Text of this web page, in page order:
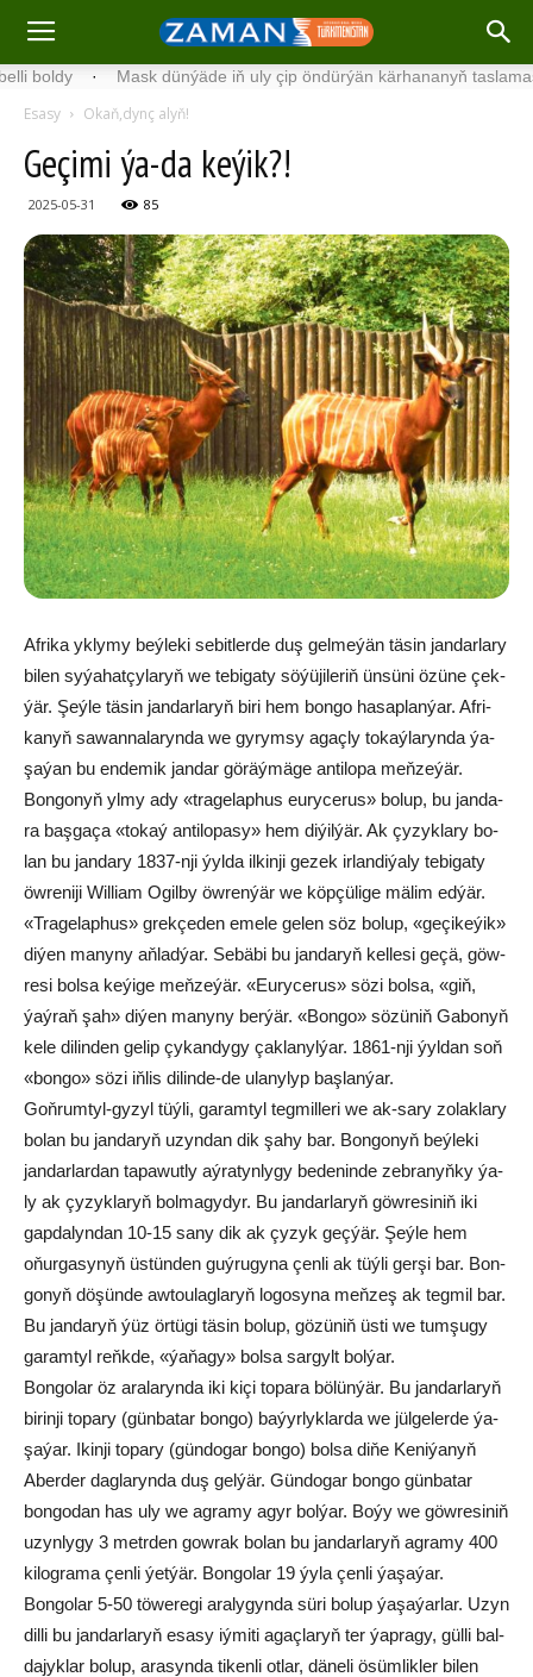
· Mask dünýäde iň uly çip öndürýän kärhananyň taslamasy
Esasy Okaň,dynç alyň!
Ge­çi­mi ýa-da ke­ýik?!
2025-05-31 85
Af­ri­ka yk­ly­my beý­le­ki se­bit­ler­de duş gel­me­ýän tä­sin jan­dar­la­ry
bi­len sy­ýa­hat­çy­la­ryň we te­bi­ga­ty sö­ýü­ji­le­riň ün­sü­ni özü­ne çek­
ýär. Şeý­le tä­sin jan­dar­la­ryň bi­ri hem bon­go ha­sap­lan­ýar. Af­ri­
ka­nyň sa­wan­na­la­ryn­da we gy­rym­sy agaç­ly to­kaý­la­ryn­da ýa­
şa­ýan bu en­de­mik jan­dar gö­räý­mä­ge an­ti­lo­pa meň­ze­ýär.
Bon­go­nyň yl­my ady «tra­ge­lap­hus eurycerus» bo­lup, bu jan­da­
ra baş­ga­ça «to­kaý an­ti­lo­pa­sy» hem di­ýil­ýär. Ak çy­zyk­la­ry bo­
lan bu jan­da­ry 1837-nji ýyl­da il­kin­ji ge­zek ir­lan­di­ýa­ly te­bi­ga­ty
öw­re­ni­ji Wil­li­am Ogil­by öw­ren­ýär we köp­çü­li­ge mä­lim ed­ýär.
«Tra­ge­lap­hus» grek­çe­den eme­le ge­len söz bo­lup, «ge­çi­ke­ýik»
di­ýen ma­ny­ny aň­lad­ýar. Se­bä­bi bu jan­da­ryň kel­le­si ge­çä, göw­
re­si bol­sa ke­ýi­ge meň­ze­ýär. «Eurycerus» sö­zi bol­sa, «giň,
ýaý­raň şah» di­ýen ma­ny­ny ber­ýär. «Bon­go» sö­zü­niň Ga­bo­nyň
ke­le di­lin­den ge­lip çy­kan­dy­gy çak­la­nyl­ýar. 1861-nji ýyl­dan soň
«bon­go» sö­zi iň­lis di­lin­de-de ula­ny­lyp baş­lan­ýar.
Goň­rum­tyl-gy­zyl tüý­li, ga­ram­tyl teg­mil­le­ri we ak-sa­ry zo­lak­la­ry
bo­lan bu jan­da­ryň uzyn­dan dik şa­hy bar. Bon­go­nyň beý­le­ki
jan­dar­lar­dan ta­pa­wut­ly aý­ra­tyn­ly­gy be­de­nin­de zeb­ra­nyň­ky ýa­
ly ak çy­zyk­la­ryň bol­ma­gy­dyr. Bu jan­dar­la­ryň göw­re­si­niň iki
gap­da­lyn­dan 10-15 sa­ny dik ak çy­zyk geç­ýär. Şeý­le hem
oňur­ga­synyň üs­tün­den guý­ru­gy­na çen­li ak tüý­li ger­şi bar. Bon­
go­nyň dö­şün­de aw­tou­lag­la­ryň lo­go­sy­na meň­zeş ak teg­mil bar.
Bu jan­da­ryň ýüz ör­tü­gi tä­sin bo­lup, gö­zü­niň üs­ti we tum­şu­gy
ga­ram­tyl reňk­de, «ýa­ňa­gy» bol­sa sar­gylt bol­ýar.
Bon­go­lar öz ara­la­ryn­da iki ki­çi to­pa­ra bö­lün­ýär. Bu jan­dar­la­ryň
bi­rin­ji to­pa­ry (gün­ba­tar bon­go) ba­ýyr­lyk­lar­da we jül­ge­ler­de ýa­
şa­ýar. Ikin­ji to­pa­ry (gün­do­gar bon­go) bol­sa di­ňe Ke­ni­ýa­nyň
Aber­der dag­la­ryn­da duş gel­ýär. Gün­do­gar bon­go gün­ba­tar
bon­go­dan has uly we ag­ra­my agyr bol­ýar. Bo­ýy we göw­re­si­niň
uzyn­ly­gy 3 metr­den gow­rak bo­lan bu jan­dar­la­ryň ag­ra­my 400
ki­log­ra­ma çen­li ýet­ýär. Bon­go­lar 19 ýy­la çen­li ýa­şa­ýar.
Bon­go­lar 5-50 tö­we­re­gi ara­ly­gyn­da sü­ri bo­lup ýa­şa­ýar­lar. Uzyn
dil­li bu jan­dar­la­ryň esa­sy iý­mi­ti agaç­la­ryň ter ýap­ra­gy, gül­li bal­
da­jyk­lar bo­lup, ara­syn­da ti­ken­li ot­lar, dä­ne­li ösüm­lik­ler bi­len